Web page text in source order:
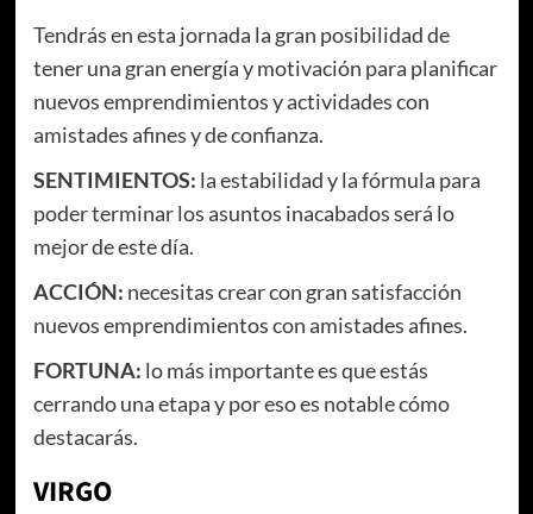
Tendrás en esta jornada la gran posibilidad de
tener una gran energía y motivación para planificar
nuevos emprendimientos y actividades con
amistades afines y de confianza.
SENTIMIENTOS: la estabilidad y la fórmula para
poder terminar los asuntos inacabados será lo
mejor de este día.
ACCIÓN: necesitas crear con gran satisfacción
nuevos emprendimientos con amistades afines.
FORTUNA: lo más importante es que estás
cerrando una etapa y por eso es notable cómo
destacarás.
VIRGO